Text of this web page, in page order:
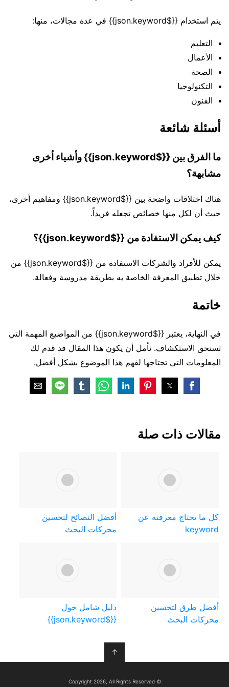
يتم استخدام {{$json.keyword}} في عدة مجالات، منها:
التعليم
الأعمال
الصحة
التكنولوجيا
الفنون
أسئلة شائعة
ما الفرق بين {{$json.keyword}} وأشياء أخرى
مشابهة؟
هناك اختلافات واضحة بين {{$json.keyword}} ومفاهيم أخرى،
حيث أن لكل منها خصائص تجعله فريداً.
كيف يمكن الاستفادة من {{$json.keyword}}؟
يمكن للأفراد والشركات الاستفادة من {{$json.keyword}} من
خلال تطبيق المعرفة الخاصة به بطريقة مدروسة وفعالة.
خاتمة
في النهاية، يعتبر {{$json.keyword}} من المواضيع المهمة التي
تستحق الاستكشاف. نأمل أن يكون هذا المقال قد قدم لك
المعلومات التي تحتاجها لفهم هذا الموضوع بشكل أفضل.
مقالات ذات صلة
كل ما تحتاج معرفته عن
keyword
أفضل النصائح لتحسين
محركات البحث
أفضل طرق لتحسين
محركات البحث
دليل شامل حول
{{$json.keyword}}
↑
© Copyright 2026, All Rights Reserved